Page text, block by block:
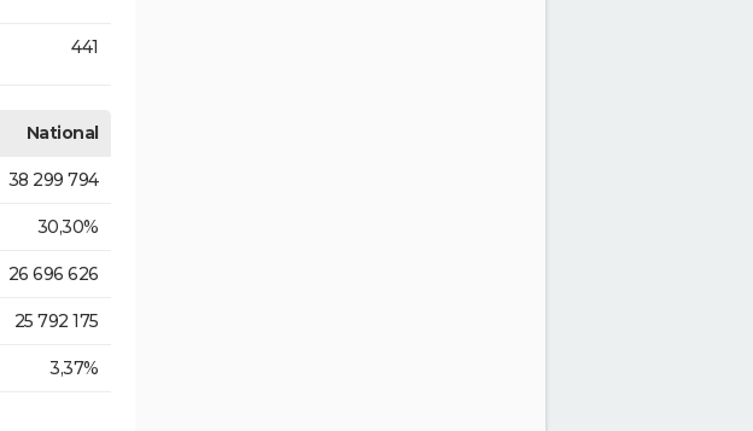
441
National
38 299 794
30,30%
26 696 626
25 792 175
3,37%